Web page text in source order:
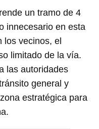
un tramo de 4
innecesario en esta
los vecinos, el
limitado de la vía.
las autoridades
general y
estratégica para